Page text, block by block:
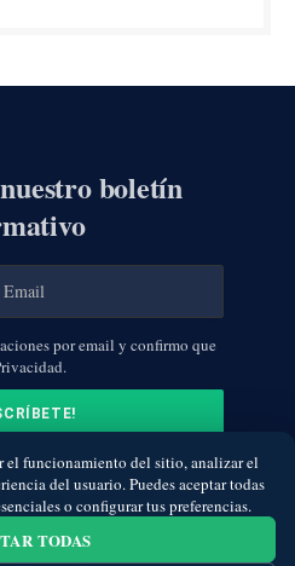
boletín
por email y confirmo que
el funcionamiento del sitio, analizar el
del usuario. Puedes aceptar todas
o configurar tus preferencias.
TODAS